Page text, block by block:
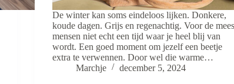
De winter kan soms eindeloos lijken. Donkere,
koude dagen. Grijs en regenachtig. Voor de
mensen niet echt een tijd waar je heel blij van
wordt. Een goed moment om jezelf een beetje
extra te verwennen. Door wel die warme…
Marchje
december 5, 2024